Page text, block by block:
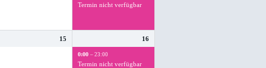
Termin nicht verfügbar
15 16
0:00 – 23:00
Termin nicht verfügbar